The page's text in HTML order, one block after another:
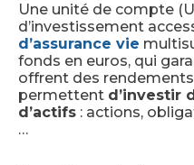
Une unité de compte
d’investissement
d’assurance vie
fonds en euros, qui
offrent des
permettent d’investir
d’actifs : actions,
…